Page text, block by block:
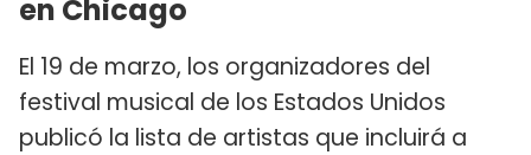
en Chicago
El 19 de marzo, los organizadores del
festival musical de los Estados Unidos
publicó la lista de artistas que incluirá a